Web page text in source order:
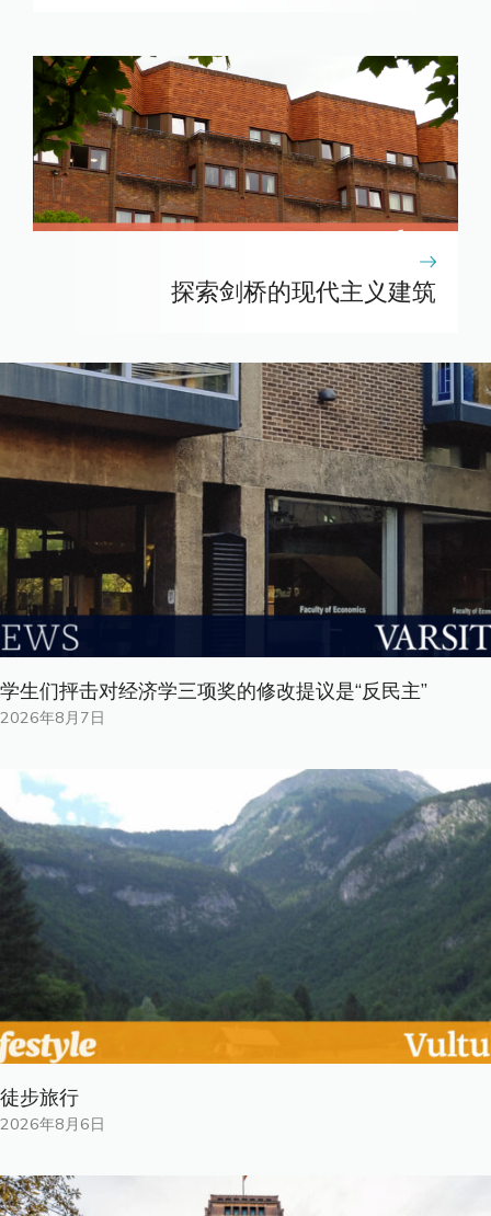
探索剑桥的现代主义建筑
学生们抨击对经济学三项奖的修改提议是“反民主”
2026年8月7日
徒步旅行
2026年8月6日